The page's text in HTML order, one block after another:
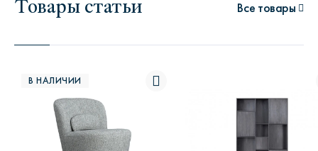
Все товары
В НАЛИЧИИ